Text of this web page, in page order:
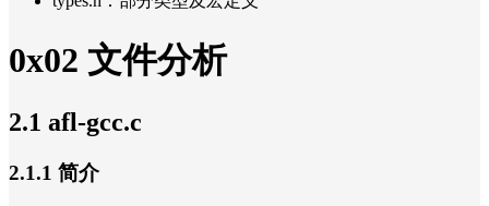
0x02 文件分析
2.1 afl-gcc.c
2.1.1 简介